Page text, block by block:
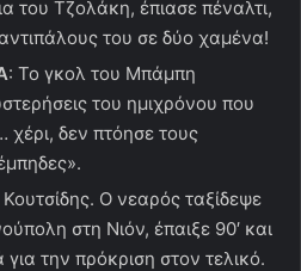
του Τζολάκη, έπιασε πέναλτι,
του σε δύο χαμένα!
: Το γκολ του Μπάμπη
του ημιχρόνου που
δεν πτόησε τους
Κουτσίδης. Ο νεαρός ταξίδεψε
στη Νιόν, έπαιξε 90′ και
την πρόκριση στον τελικό.